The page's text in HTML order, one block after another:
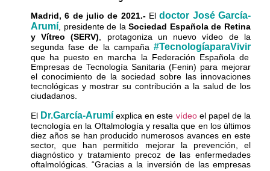
Madrid, 6 de julio de 2021.- Eldoctor José García-
Arumí, presidente de laSociedad Española de Retina
y Vítreo (SERV) , protagoniza un nuevo vídeo de la
segunda fase de la campaña #TecnologíaparaVivir
que ha puesto en marcha la Federación Española de
Empresas de Tecnología Sanitaria (Fenin) para mejorar
el conocimiento de la sociedad sobre las innovaciones
tecnológicas y mostrar su contribución a la salud de los
ciudadanos.
El Dr.García-Arumí explica en este vídeoel papel de la
tecnología en la Oftalmología y resalta que en los últimos
diez años se han producido numerosos avances en este
sector, que han permitido mejorar la prevención, el
diagnóstico y tratamiento precoz de las enfermedades
oftalmológicas. “Gracias a la inversión de las empresas